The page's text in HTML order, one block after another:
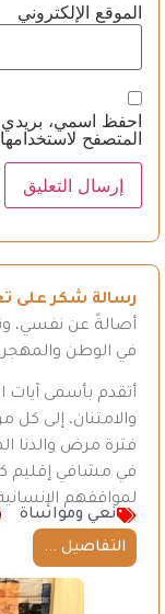
الموقع الإلكتروني
احفظ اسمي، بريدي
المتصفح
رسالة شكر على
أصالةً عن نفسي،
في الوطن
أتقدم بأسمى آيات
والامتنان، إلى كل
فترة مرض والدنا
في مشافي إقليم
لمواقفهم
نعي ومواساة
التفاصيل ...